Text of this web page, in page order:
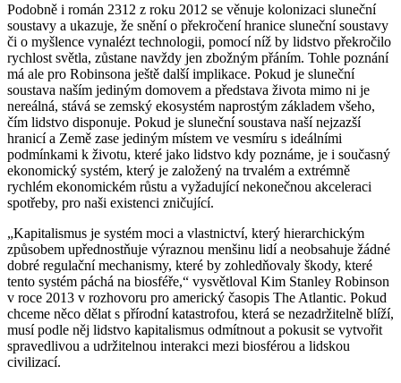
Podobně i román 2312 z roku 2012 se věnuje kolonizaci sluneční
soustavy a ukazuje, že snění o překročení hranice sluneční soustavy
či o myšlence vynalézt technologii, pomocí níž by lidstvo překročilo
rychlost světla, zůstane navždy jen zbožným přáním. Tohle poznání
má ale pro Robinsona ještě další implikace. Pokud je sluneční
soustava naším jediným domovem a představa života mimo ni je
nereálná, stává se zemský ekosystém naprostým základem všeho,
čím lidstvo disponuje. Pokud je sluneční soustava naší nejzazší
hranicí a Země zase jediným místem ve vesmíru s ideálními
podmínkami k životu, které jako lidstvo kdy poznáme, je i současný
ekonomický systém, který je založený na trvalém a extrémně
rychlém ekonomickém růstu a vyžadující nekonečnou akceleraci
spotřeby, pro naši existenci zničující.
„Kapitalismus je systém moci a vlastnictví, který hierarchickým
způsobem upřednostňuje výraznou menšinu lidí a neobsahuje žádné
dobré regulační mechanismy, které by zohledňovaly škody, které
tento systém páchá na biosféře,“ vysvětloval Kim Stanley Robinson
v roce 2013 v rozhovoru pro americký časopis The Atlantic. Pokud
chceme něco dělat s přírodní katastrofou, která se nezadržitelně blíží,
musí podle něj lidstvo kapitalismus odmítnout a pokusit se vytvořit
spravedlivou a udržitelnou interakci mezi biosférou a lidskou
civilizací.